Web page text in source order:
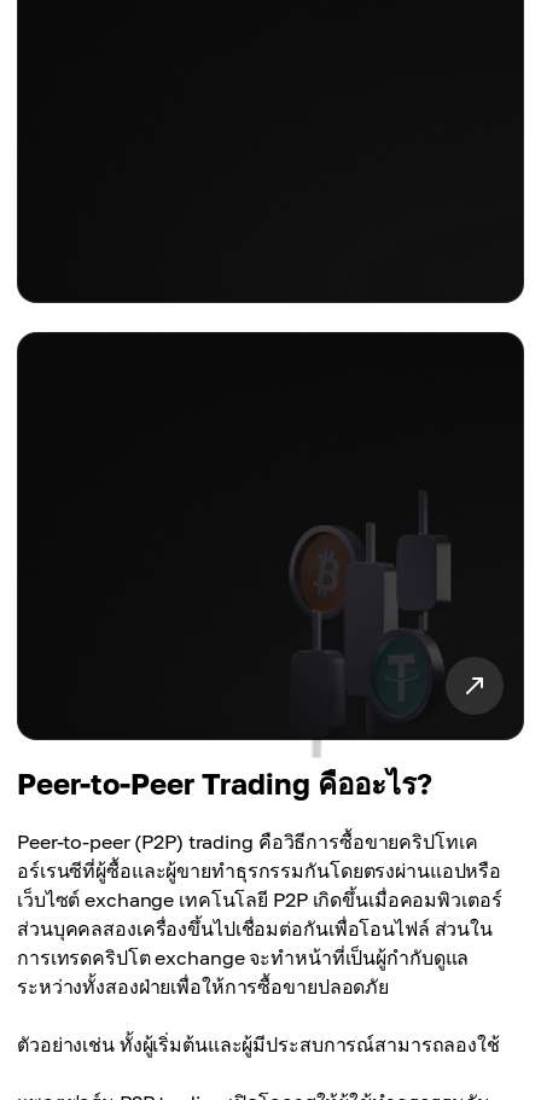
Peer-to-Peer Trading คืออะไร?
Peer-to-peer (P2P) trading คือวิธีการซื้อขายคริปโทเค
อร์เรนซีที่ผู้ซื้อและผู้ขายทำธุรกรรมกันโดยตรงผ่านแอปหรือ
เว็บไซต์ exchange เทคโนโลยี P2P เกิดขึ้นเมื่อคอมพิวเตอร์
ส่วนบุคคลสองเครื่องขึ้นไปเชื่อมต่อกันเพื่อโอนไฟล์ ส่วนใน
การเทรดคริปโต exchange จะทำหน้าที่เป็นผู้กำกับดูแล
ระหว่างทั้งสองฝ่ายเพื่อให้การซื้อขายปลอดภัย
ตัวอย่างเช่น ทั้งผู้เริ่มต้นและผู้มีประสบการณ์สามารถลองใช้